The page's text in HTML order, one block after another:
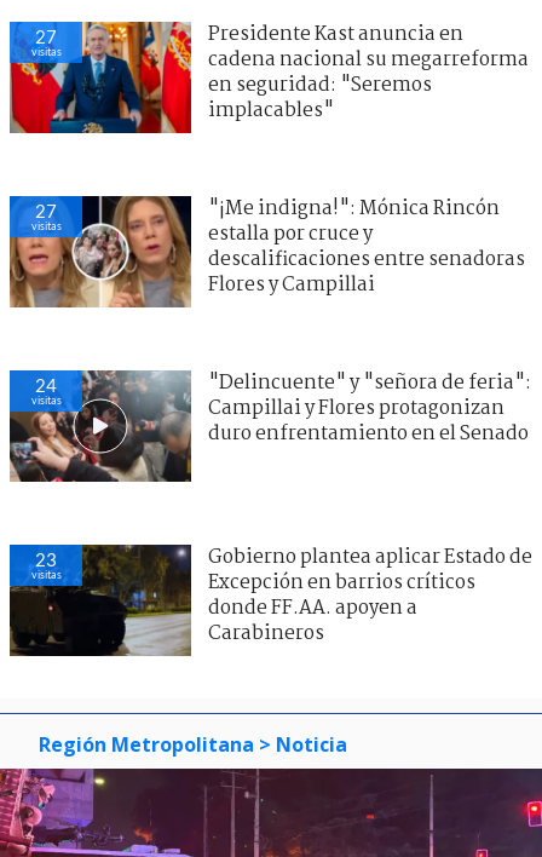
27
visitas
Presidente Kast anuncia en
cadena nacional su megarreforma
en seguridad: "Seremos
implacables"
27
visitas
"¡Me indigna!": Mónica Rincón
estalla por cruce y
descalificaciones entre senadoras
Flores y Campillai
24
visitas
"Delincuente" y "señora de feria":
Campillai y Flores protagonizan
duro enfrentamiento en el Senado
23
visitas
Gobierno plantea aplicar Estado de
Excepción en barrios críticos
donde FF.AA. apoyen a
Carabineros
Región Metropolitana > Noticia